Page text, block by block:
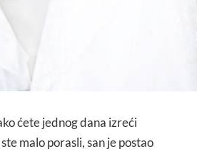
ćete jednog dana izreći
malo porasli, san je postao